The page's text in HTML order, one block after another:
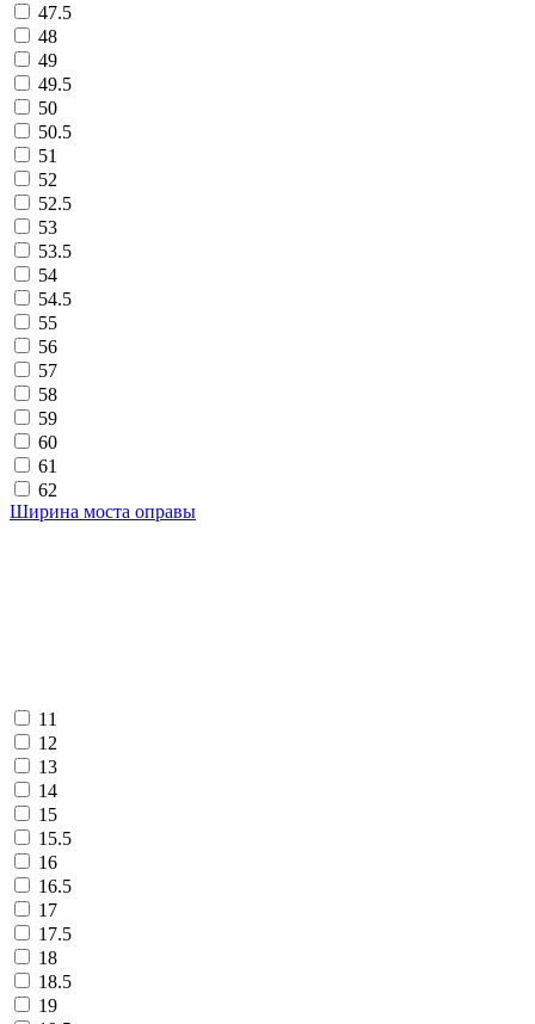
47.5
48
49
49.5
50
50.5
51
52
52.5
53
53.5
54
54.5
55
56
57
58
59
60
61
62
Ширина моста оправы
11
12
13
14
15
15.5
16
16.5
17
17.5
18
18.5
19